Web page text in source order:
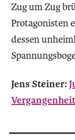
Zug um Zug
Protagonisten
dessen
Jens Steiner:
Vergangenheit